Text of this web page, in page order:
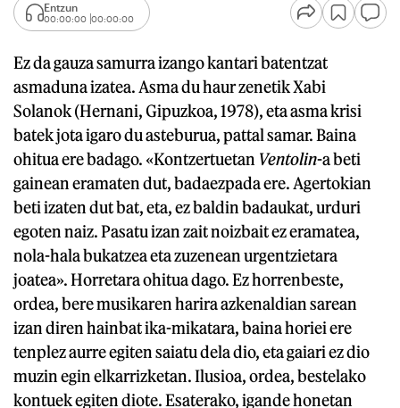
Entzun
00:00:00 00:00:00
Ez da gauza samurra izango kantari batentzat
asmaduna izatea. Asma du haur zenetik Xabi
Solanok (Hernani, Gipuzkoa, 1978), eta asma krisi
batek jota igaro du asteburua, pattal samar. Baina
ohitua ere badago. «Kontzertuetan Ventolin-a beti
gainean eramaten dut, badaezpada ere. Agertokian
beti izaten dut bat, eta, ez baldin badaukat, urduri
egoten naiz. Pasatu izan zait noizbait ez eramatea,
nola-hala bukatzea eta zuzenean urgentzietara
joatea». Horretara ohitua dago. Ez horrenbeste,
ordea, bere musikaren harira azkenaldian sarean
izan diren hainbat ika-mikatara, baina horiei ere
tenplez aurre egiten saiatu dela dio, eta gaiari ez dio
muzin egin elkarrizketan. Ilusioa, ordea, bestelako
kontuek egiten diote. Esaterako, igande honetan